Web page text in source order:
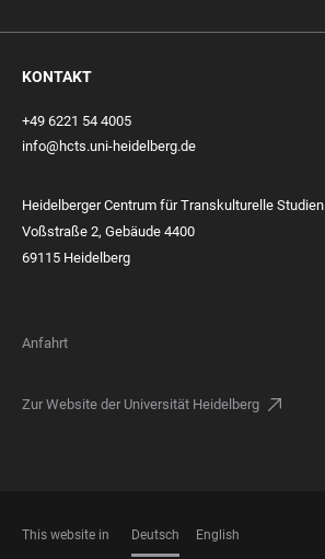
KONTAKT
+49 6221 54 4005
info@hcts.uni-heidelberg.de
Heidelberger Centrum für Transkulturelle Studien
Voßstraße 2, Gebäude 4400
69115 Heidelberg
Anfahrt
Zur Website der Universität Heidelberg
This website in Deutsch English